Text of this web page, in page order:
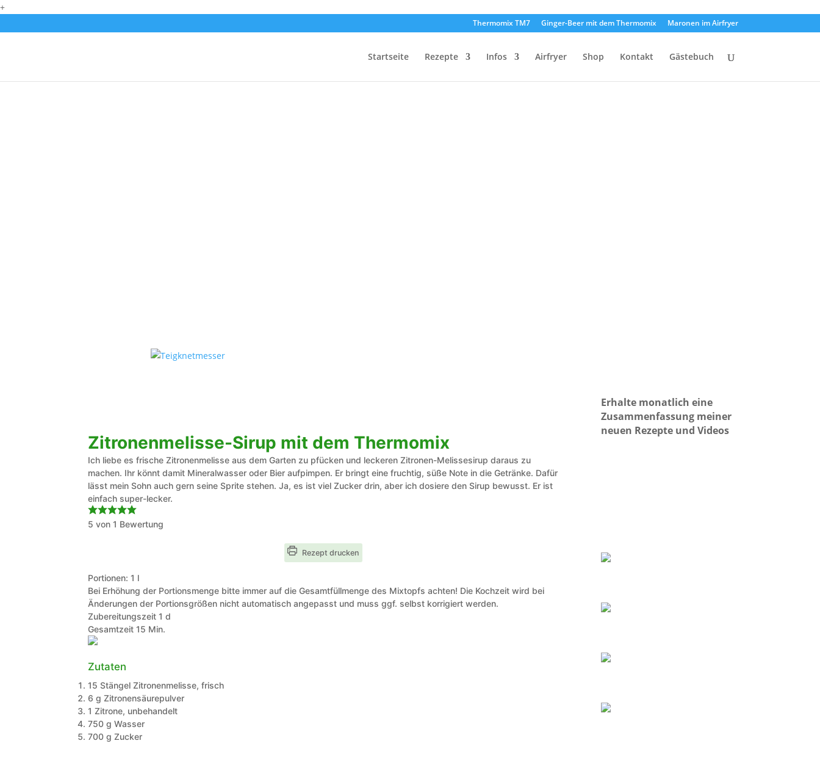
+
Thermomix TM7 Ginger-Beer mit dem Thermomix Maronen im Airfryer
Startseite Rezepte Infos Airfryer Shop Kontakt Gästebuch
Zitronenmelisse-Sirup mit dem Thermomix
Ich liebe es frische Zitronenmelisse aus dem Garten zu pfücken und leckeren Zitronen-Melissesirup daraus zu
machen. Ihr könnt damit Mineralwasser oder Bier aufpimpen. Er bringt eine fruchtig, süße Note in die Getränke. Dafür
lässt mein Sohn auch gern seine Sprite stehen. Ja, es ist viel Zucker drin, aber ich dosiere den Sirup bewusst. Er ist
einfach super-lecker.
5 von 1 Bewertung
Rezept drucken
Portionen:1 l
Bei Erhöhung der Portionsmenge bitte immer auf die Gesamtfüllmenge des Mixtopfs achten! Die Kochzeit wird bei
Änderungen der Portionsgrößen nicht automatisch angepasst und muss ggf. selbst korrigiert werden.
Zubereitungszeit1 day
d
Gesamtzeit15 Minuten
Min.
Zutaten
15 Stängel Zitronenmelisse, frisch
6 g Zitronensäurepulver
1 Zitrone, unbehandelt
750 g Wasser
700 g Zucker
Erhalte monatlich eine
Zusammenfassung meiner
neuen Rezepte und Videos